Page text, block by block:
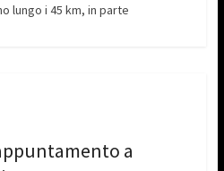
lungo i 45 km, in parte
a